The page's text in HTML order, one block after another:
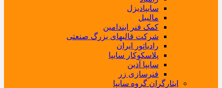
سایپادیزل
مالیبل
کمک فنر ایندامین
شرکت قالبهای بزرگ صنعتی
رادیاتور ایران
پلاسکوکار سایپا
سایپا آذین
فنرسازی زر
ایثارگران گروه سایپا